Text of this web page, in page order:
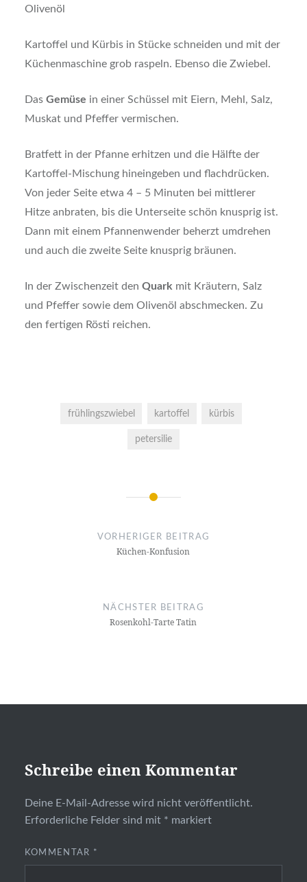
Olivenöl
Kartoffel und Kürbis in Stücke schneiden und mit der
Küchenmaschine grob raspeln. Ebenso die Zwiebel.
Das Gemüse in einer Schüssel mit Eiern, Mehl, Salz,
Muskat und Pfeffer vermischen.
Bratfett in der Pfanne erhitzen und die Hälfte der
Kartoffel-Mischung hineingeben und flachdrücken.
Von jeder Seite etwa 4 – 5 Minuten bei mittlerer
Hitze anbraten, bis die Unterseite schön knusprig ist.
Dann mit einem Pfannenwender beherzt umdrehen
und auch die zweite Seite knusprig bräunen.
In der Zwischenzeit den Quark mit Kräutern, Salz
und Pfeffer sowie dem Olivenöl abschmecken. Zu
den fertigen Rösti reichen.
frühlingszwiebel kartoffel kürbis
petersilie
Beitragsnavigation
VORHERIGER BEITRAG
Küchen-Konfusion
NÄCHSTER BEITRAG
Rosenkohl-Tarte Tatin
Schreibe einen Kommentar
Deine E-Mail-Adresse wird nicht veröffentlicht.
Erforderliche Felder sind mit * markiert
KOMMENTAR *